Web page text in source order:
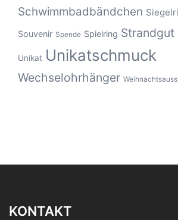
Schwimmbadbändchen
Souvenir Spende Spielring Strandgut
Unikat Unikatschmuck
Wechselohrhänger
KONTAKT